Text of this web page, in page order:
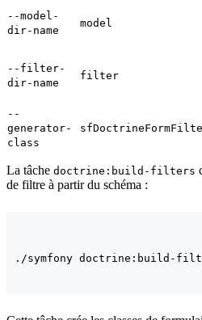
--model-
dir-name
model
--filter-
dir-name
filter
--
generator-
class
La tâche doctrine:build-filters
de filtre à partir du schéma :